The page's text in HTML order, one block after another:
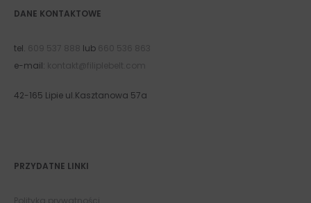
DANE KONTAKTOWE
tel. lub
e-mail:
42-165 Lipie ul.Kasztanowa 57a
PRZYDATNE LINKI